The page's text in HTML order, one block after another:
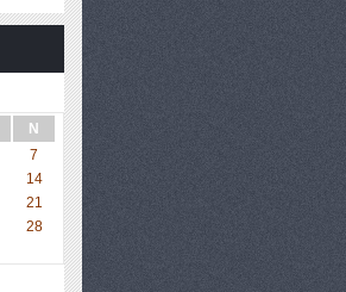
N
7
14
21
28